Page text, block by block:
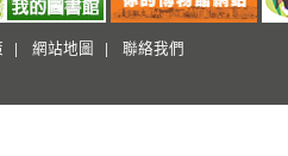
網站地圖 聯絡我們